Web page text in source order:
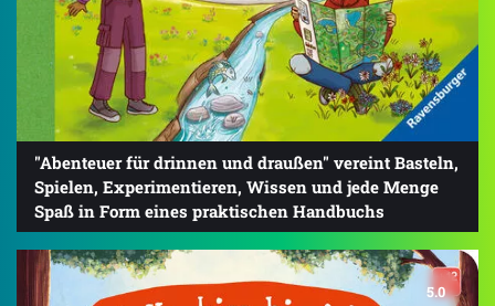
"Abenteuer für drinnen und draußen" vereint Basteln,
Spielen, Experimentieren, Wissen und jede Menge
Spaß in Form eines praktischen Handbuchs
5.0